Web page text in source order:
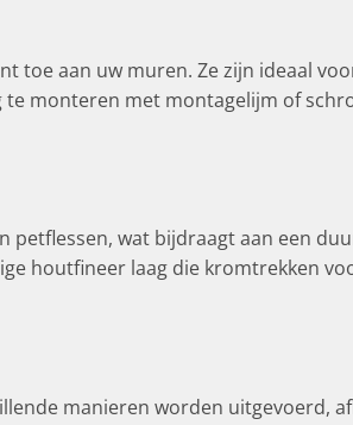
toe aan uw muren. Ze zijn ideaal
monteren met montagelijm of
petflessen, wat bijdraagt aan een
houtfineer laag die kromtrekken
manieren worden uitgevoerd,